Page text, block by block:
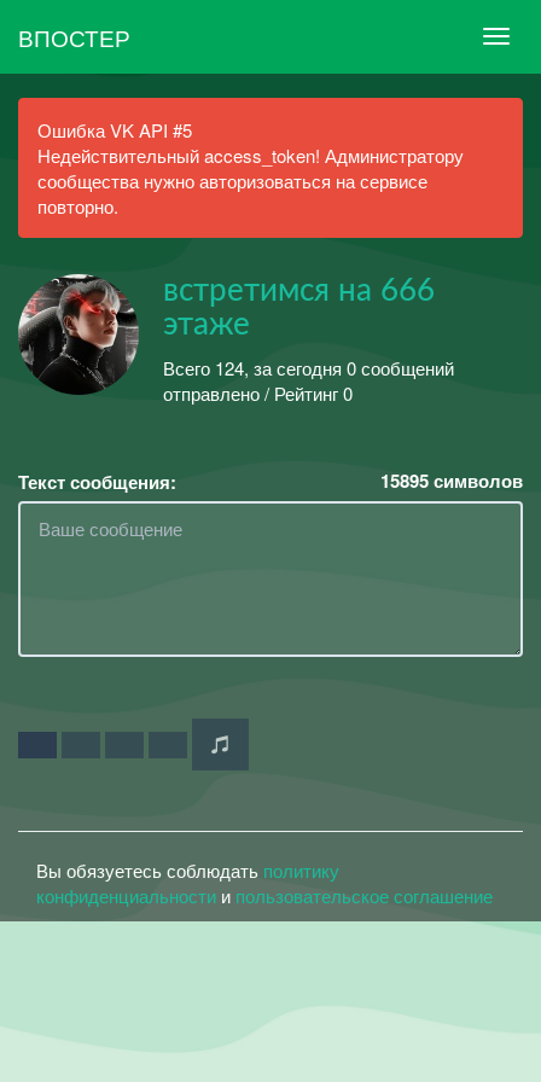
ВПОСТЕР
Ошибка VK API #5
Недействительный access_token! Администратору
сообщества нужно авторизоваться на сервисе
повторно.
встретимся на 666
этаже
Всего 124, за сегодня 0 сообщений
отправлено / Рейтинг 0
Текст сообщения: 15895символов
Вы обязуетесь соблюдать политику
конфиденциальности и пользовательское соглашение